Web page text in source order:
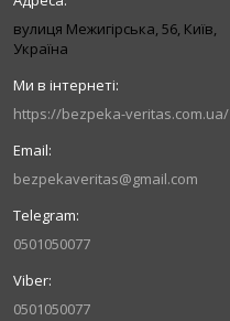
вулиця Межигірська, 56, Київ,
Україна
https://bezpeka-veritas.com.ua/
bezpekaveritas@gmail.com
0501050077
0501050077